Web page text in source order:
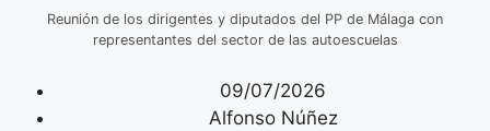
Reunión de los dirigentes y diputados del PP de Málaga con
representantes del sector de las autoescuelas
09/07/2026
Alfonso Núñez